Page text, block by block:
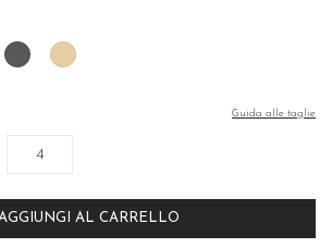
Fume' Nudo
Guida alle taglie
4
AL CARRELLO